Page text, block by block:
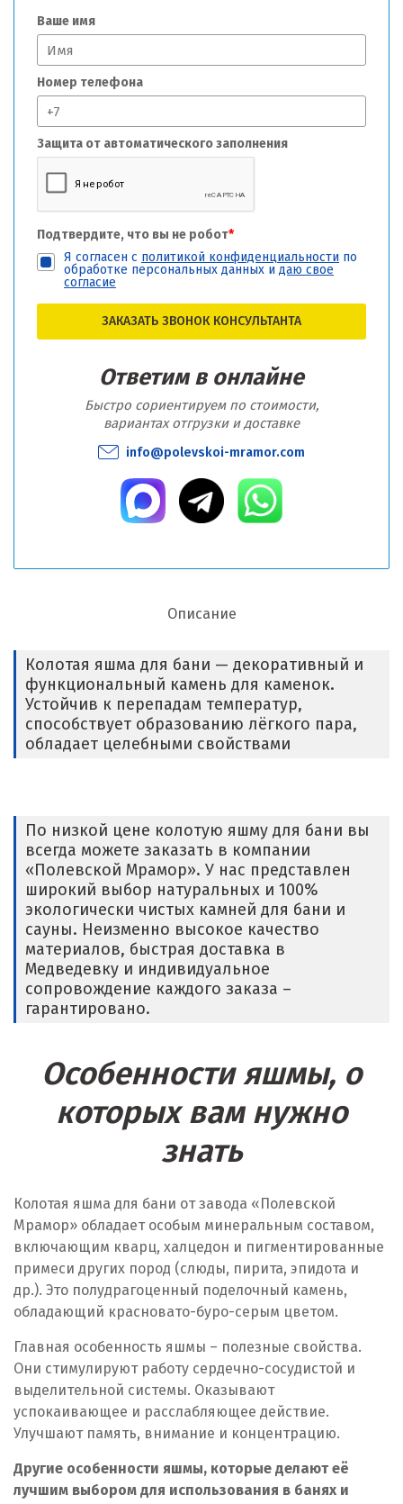
Ваше имя
Номер телефона
Защита от автоматического заполнения
Подтвердите, что вы не робот*
Я согласен с политикой конфиденциальности по
обработке персональных данных и даю свое
согласие
ЗАКАЗАТЬ ЗВОНОК КОНСУЛЬТАНТА
Ответим в онлайне
Быстро сориентируем по стоимости,
вариантах отгрузки и доставке
info@polevskoi-mramor.com
Описание
Колотая яшма для бани — декоративный и
функциональный камень для каменок.
Устойчив к перепадам температур,
способствует образованию лёгкого пара,
обладает целебными свойствами
По низкой цене колотую яшму для бани вы
всегда можете заказать в компании
«Полевской Мрамор». У нас представлен
широкий выбор натуральных и 100%
экологически чистых камней для бани и
сауны. Неизменно высокое качество
материалов, быстрая доставка в
Медведевку и индивидуальное
сопровождение каждого заказа –
гарантировано.
Особенности яшмы, о
которых вам нужно
знать
Колотая яшма для бани от завода «Полевской
Мрамор» обладает особым минеральным составом,
включающим кварц, халцедон и пигментированные
примеси других пород (слюды, пирита, эпидота и
др.). Это полудрагоценный поделочный камень,
обладающий красновато-буро-серым цветом.
Главная особенность яшмы – полезные свойства.
Они стимулируют работу сердечно-сосудистой и
выделительной системы. Оказывают
успокаивающее и расслабляющее действие.
Улучшают память, внимание и концентрацию.
Другие особенности яшмы, которые делают её
лучшим выбором для использования в банях и